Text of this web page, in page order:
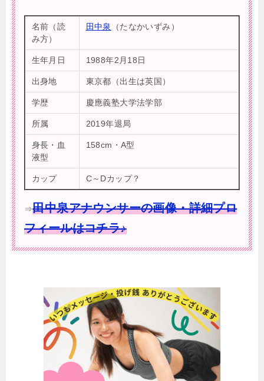
名前（読
み方）
田中泉 （たなかいずみ）
生年月日 1988年2月18日
出身地 東京都（出生は英国）
学歴 慶應義塾大学法学部
所属 2019年退局
身長・血
液型
158cm・A型
カップ C～Dカップ？
⇒田中泉アナウンサーの画像・詳細プロ
フィールはコチラ♪